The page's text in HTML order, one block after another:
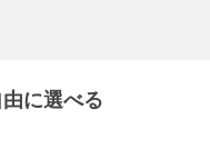
に選べる